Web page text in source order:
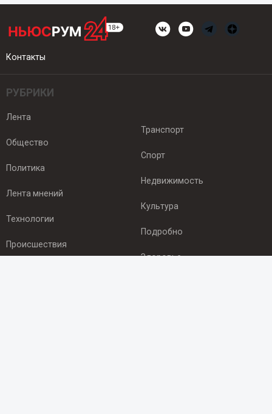
Контакты
РУБРИКИ
Лента
Общество
Политика
Лента мнений
Технологии
Происшествия
Транспорт
Спорт
Недвижимость
Культура
Подробно
Здоровье